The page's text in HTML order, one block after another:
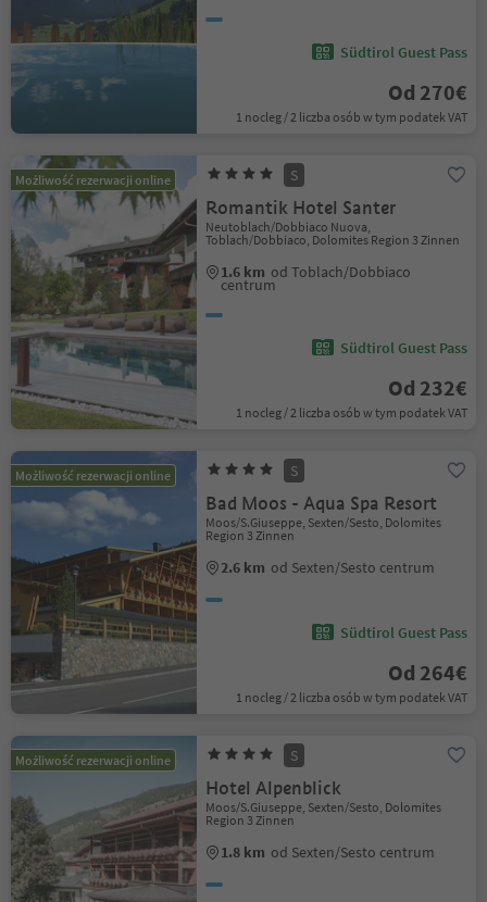
Südtirol Guest Pass
Od 270€
1 nocleg / 2 liczba osób w tym podatek VAT
Możliwość rezerwacji online S
Romantik Hotel Santer
Neutoblach/Dobbiaco Nuova,
Toblach/Dobbiaco, Dolomites Region 3 Zinnen
1.6 km od Toblach/Dobbiaco
centrum
Südtirol Guest Pass
Od 232€
1 nocleg / 2 liczba osób w tym podatek VAT
Możliwość rezerwacji online S
Bad Moos - Aqua Spa Resort
Moos/S.Giuseppe, Sexten/Sesto, Dolomites
Region 3 Zinnen
2.6 km od Sexten/Sesto centrum
Südtirol Guest Pass
Od 264€
1 nocleg / 2 liczba osób w tym podatek VAT
Możliwość rezerwacji online S
Hotel Alpenblick
Moos/S.Giuseppe, Sexten/Sesto, Dolomites
Region 3 Zinnen
1.8 km od Sexten/Sesto centrum